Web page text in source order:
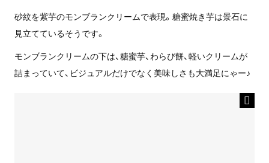
砂紋を紫芋のモンブランクリームで表現。糖蜜焼き芋は景石に
見立てているそうです。
モンブランクリームの下は、糖蜜芋、わらび餅、軽いクリームが
詰まっていて、ビジュアルだけでなく美味しさも大満足にゃー♪